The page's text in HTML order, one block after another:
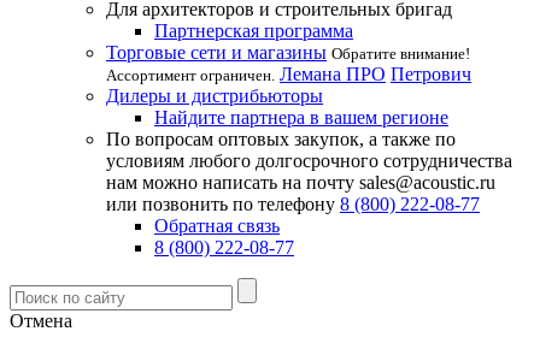
Для архитекторов и строительных бригад
Партнерская программа
Торговые сети и магазины Обратите внимание!
Ассортимент ограничен. Лемана ПРО Петрович
Дилеры и дистрибьюторы
Найдите партнера в вашем регионе
По вопросам оптовых закупок, а также по
условиям любого долгосрочного сотрудничества
нам можно написать на почту sales@acoustic.ru
или позвонить по телефону 8 (800) 222-08-77
Обратная связь
8 (800) 222-08-77
Отмена